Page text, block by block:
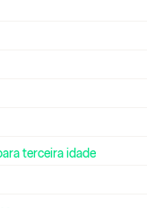
terceira idade